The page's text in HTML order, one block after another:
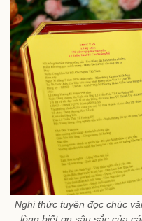
Nghi thức tuyên đọc chúc